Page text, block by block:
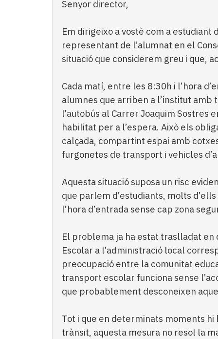
Senyor director,
Em dirigeixo a vostè com a estudiant
representant de l’alumnat en el
situació que considerem greu i que,
Cada matí, entre les 8:30h i l’hora
alumnes que arriben a l’institut
l’autobús al Carrer Joaquim Sostres
habilitat per a l’espera. Això els
calçada, compartint espai amb
furgonetes de transport i vehicles
Aquesta situació suposa un risc
que parlem d’estudiants, molts
l’hora d’entrada sense cap zona
El problema ja ha estat traslladat en
Escolar a l’administració local
preocupació entre la comunitat
transport escolar funciona sense
que probablement desconeixen
Tot i que en determinats moments
trànsit, aquesta mesura no resol la